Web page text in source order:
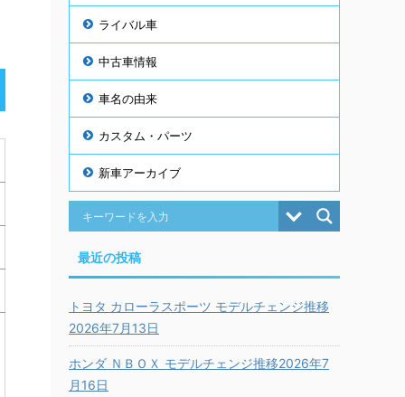
ライバル車
中古車情報
車名の由来
カスタム・パーツ
新車アーカイブ
最近の投稿
トヨタ カローラスポーツ モデルチェンジ推移
2026年7月13日
ホンダ ＮＢＯＸ モデルチェンジ推移2026年7
月16日